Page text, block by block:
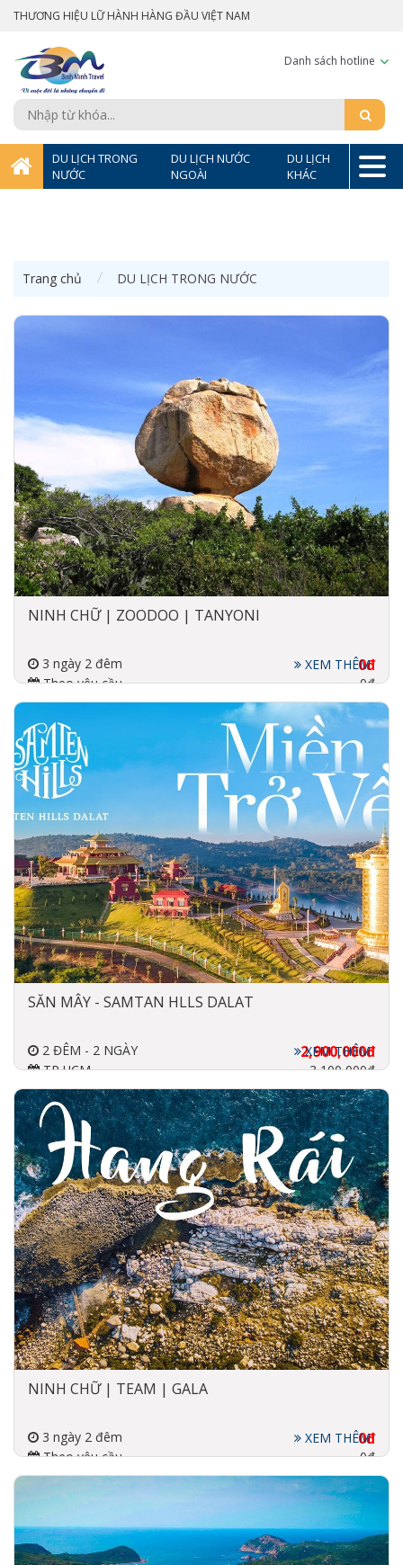
THƯƠNG HIỆU LỮ HÀNH HÀNG ĐẦU VIỆT NAM
Danh sách hotline
DU LỊCH TRONG
NƯỚC
DU LỊCH NƯỚC
NGOÀI
DU LỊCH
KHÁC
Trang chủ DU LỊCH TRONG NƯỚC
NINH CHỮ | ZOODOO | TANYONI
3 ngày 2 đêm
Theo yêu cầu
Đi về bằng xe
3-4 sao
0đ
0đ
XEM THÊM
SĂN MÂY - SAMTAN HLLS DALAT
2 ĐÊM - 2 NGÀY
TP.HCM
XE GIƯỜN NẰM
RESORT 4 SAO
2,900,000đ
3,100,000đ
XEM THÊM
NINH CHỮ | TEAM | GALA
3 ngày 2 đêm
Theo yêu cầu
Đi về bằng xe
0đ
0đ
XEM THÊM